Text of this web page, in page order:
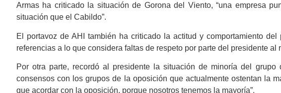
Armas ha criticado la situación de Gorona del Viento, “una empresa
situación que el Cabildo”.
El portavoz de AHI también ha criticado la actitud y comportamiento
referencias a lo que considera faltas de respeto por parte del presidente
Por otra parte, recordó al presidente la situación de minoría del
consensos con los grupos de la oposición que actualmente ostentan la
que acordar con la oposición, porque nosotros tenemos la mayoría”.